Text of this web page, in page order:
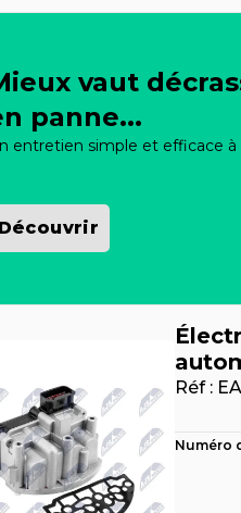
vaut
panne...
entretien simple et efficace à
Réf :
Numéro